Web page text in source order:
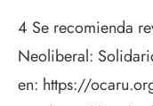
4 Se recomienda
Neoliberal:
en: https://